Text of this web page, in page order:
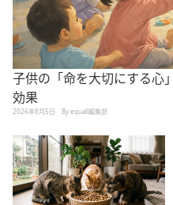
子供の「命を大切にする心
効果
2026年8月5日 By equall編集部